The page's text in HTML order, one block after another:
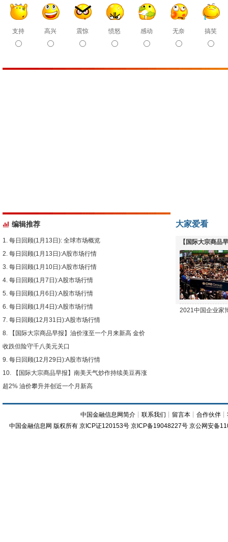
支持 高兴 震惊 愤怒 感动 无奈 搞笑
编辑推荐
每日回顾(1月13日): 全球市场概览
每日回顾(1月13日):A股市场行情
每日回顾(1月10日):A股市场行情
每日回顾(1月7日):A股市场行情
每日回顾(1月6日):A股市场行情
每日回顾(1月4日):A股市场行情
每日回顾(12月31日):A股市场行情
【国际大宗商品早报】油价涨至一个月来新高 金价
收跌但险守千八美元关口
每日回顾(12月29日):A股市场行情
【国际大宗商品早报】南美天气炒作持续美豆再涨
超2% 油价攀升并创近一个月新高
大家爱看
【国际大宗商品
下跌
2021中国企业家
中国金融信息网简介 ┊联系我们 ┊ 留言本 ┊合作伙伴 ┊
中国金融信息网 版权所有 京ICP证120153号 京ICP备19048227号 京公网安备